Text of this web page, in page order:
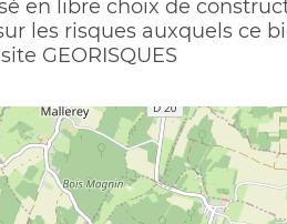
en libre choix de
les risques auxquels ce
GEORISQUES